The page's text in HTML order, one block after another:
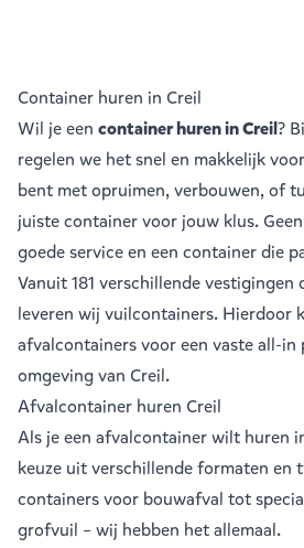
Container huren in Creil
Wil je een container huren in Creil?
regelen we het snel en makkelijk
bent met opruimen, verbouwen, of
juiste container voor jouw klus.
goede service en een container die
Vanuit181 verschillende vestigingen
leveren wij vuilcontainers. Hierdoor
afvalcontainers voor een vaste all-in
omgeving van Creil.
Afvalcontainer huren Creil
Als je een afvalcontainerwilt huren
keuze uit verschillende formaten en
containers voor bouwafval tot
grofvuil – wij hebben het allemaal.